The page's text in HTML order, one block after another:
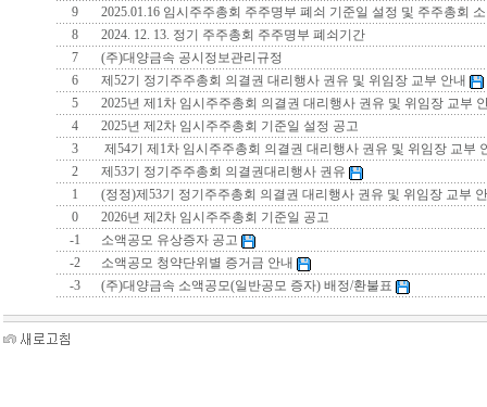
9
2025.01.16 임시주주총회 주주명부 폐쇠 기준일 설정 및 주주총회
8
2024. 12. 13. 정기 주주총회 주주명부 폐쇠기간
7
(주)대양금속 공시정보관리규정
6
제52기 정기주주총회 의결권 대리행사 권유 및 위임장 교부 안내
5
2025년 제1차 임시주주총회 의결권 대리행사 권유 및 위임장 교부
4
2025년 제2차 임시주주총회 기준일 설정 공고
3
제54기 제1차 임시주주총회 의결권 대리행사 권유 및 위임장 교부
2
제53기 정기주주총회 의결권대리행사 권유
1
(정정)제53기 정기주주총회 의결권 대리행사 권유 및 위임장 교부
0
2026년 제2차 임시주주총회 기준일 공고
-1
소액공모 유상증자 공고
-2
소액공모 청약단위별 증거금 안내
-3
(주)대양금속 소액공모(일반공모 증자) 배정/환불표